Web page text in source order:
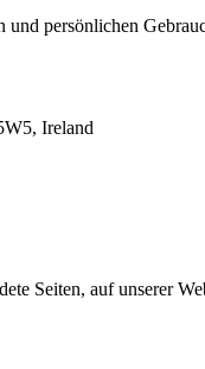
persönlichen
Ireland
Seiten, auf unserer